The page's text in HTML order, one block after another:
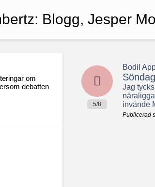
om
debatten
5/8
Bodil
Jag
invände
Publicerad
Blogg, Jesper